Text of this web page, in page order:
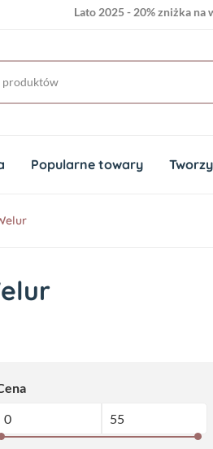
Lato 2025 - 20% zniżka na
Popularne towary